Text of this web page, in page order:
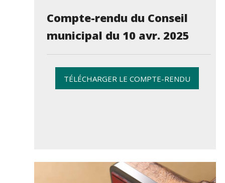
Compte-rendu du Conseil
municipal du 10 avr. 2025
TÉLÉCHARGER LE COMPTE-RENDU